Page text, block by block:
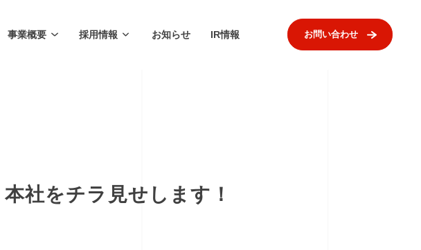
事業概要 採用情報 お知らせ IR情報 お問い合わせ
社をチラ見せします！